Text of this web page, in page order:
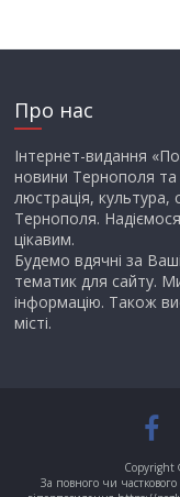
Про нас
Інтернет-видання
новини Тернополя та
люстрація, культура,
Тернополя.
цікавим.
Будемо вдячні за
тематик для сайту.
інформацію. Також
місті.
Copyright
За повного чи